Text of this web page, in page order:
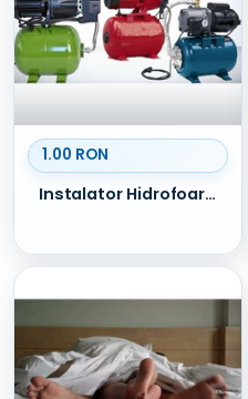
1.00 RON
Instalator Hidrofoare Bucuresti - Pantelimon